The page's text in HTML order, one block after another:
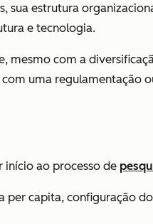
sua estrutura
e tecnologia.
com a
uma regulamentação
início ao processo de
capita, configuração do